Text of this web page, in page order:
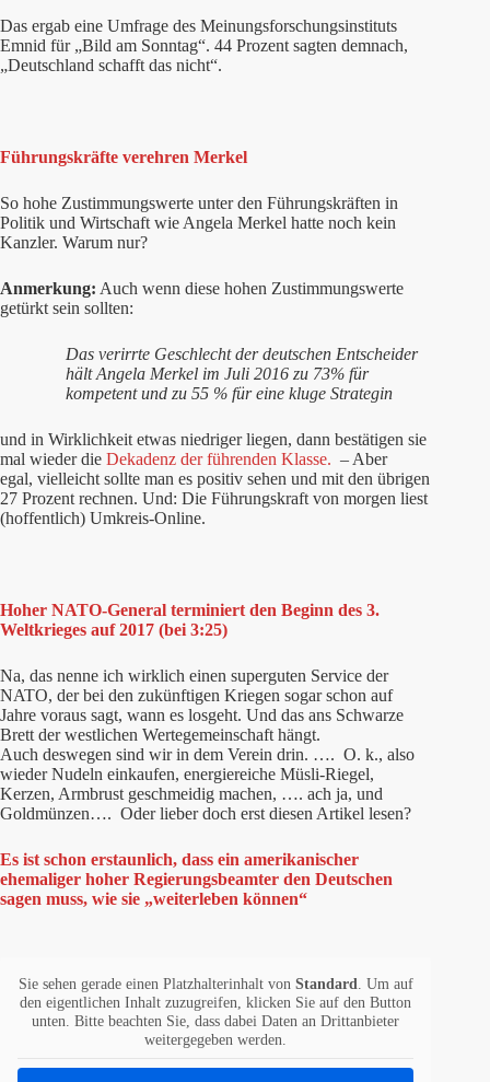
Das ergab eine Umfrage des Meinungsforschungsinstituts
Emnid für „Bild am Sonntag“. 44 Prozent sagten demnach,
„Deutschland schafft das nicht“.
Führungskräfte verehren Merkel
So hohe Zustimmungswerte unter den Führungskräften in
Politik und Wirtschaft wie Angela Merkel hatte noch kein
Kanzler. Warum nur?
Anmerkung: Auch wenn diese hohen Zustimmungswerte
getürkt sein sollten:
Das verirrte Geschlecht der deutschen Entscheider
hält Angela Merkel im Juli 2016 zu 73% für
kompetent und zu 55 % für eine kluge Strategin
und in Wirklichkeit etwas niedriger liegen, dann bestätigen sie
mal wieder die Dekadenz der führenden Klasse. – Aber
egal, vielleicht sollte man es positiv sehen und mit den übrigen
27 Prozent rechnen. Und: Die Führungskraft von morgen liest
(hoffentlich) Umkreis-Online.
Hoher NATO-General terminiert den Beginn des 3.
Weltkrieges auf 2017 (bei 3:25)
Na, das nenne ich wirklich einen superguten Service der
NATO, der bei den zukünftigen Kriegen sogar schon auf
Jahre voraus sagt, wann es losgeht. Und das ans Schwarze
Brett der westlichen Wertegemeinschaft hängt.
Auch deswegen sind wir in dem Verein drin. …. O. k., also
wieder Nudeln einkaufen, energiereiche Müsli-Riegel,
Kerzen, Armbrust geschmeidig machen, …. ach ja, und
Goldmünzen…. Oder lieber doch erst diesen Artikel lesen?
Es ist schon erstaunlich, dass ein amerikanischer
ehemaliger hoher Regierungsbeamter den Deutschen
sagen muss, wie sie „weiterleben können“
Sie sehen gerade einen Platzhalterinhalt von Standard
. Um auf
den eigentlichen Inhalt zuzugreifen, klicken Sie auf den Button
unten. Bitte beachten Sie, dass dabei Daten an Drittanbieter
weitergegeben werden.